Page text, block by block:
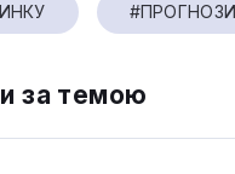
#ПРОГНОЗИ
за темою